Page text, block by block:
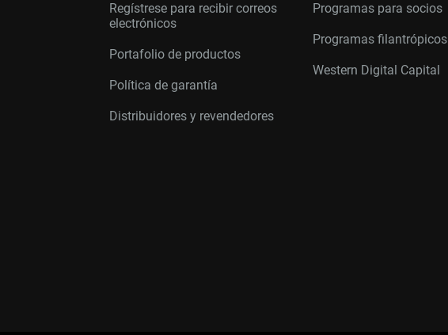
Regístrese para recibir correos
electrónicos
Portafolio de productos
Política de garantía
Distribuidores y revendedores
Programas para socios
Programas filantrópicos
Western Digital Capital